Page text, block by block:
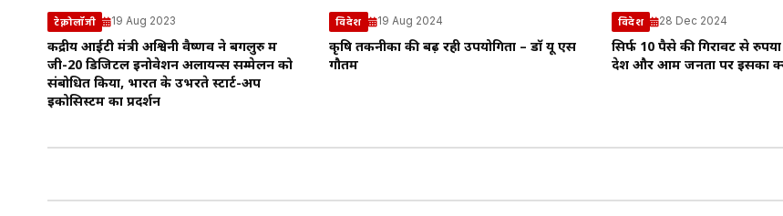
टेक्नोलॉजी 19 Aug 2023
केंद्रीय आईटी मंत्री अश्विनी वैष्णव ने बेंगलुरु में
जी-20 डिजिटल इनोवेशन अलायन्स सम्मेलन को
संबोधित किया, भारत के उभरते स्टार्ट-अप
इकोसिस्टम का प्रदर्शन
विदेश 19 Aug 2024
कृषि तकनीकों की बढ़ रही उपयोगिता – डाॅ यू एस
गौतम
विदेश 28 Dec 2024
सिर्फ 10 पैसे की गिरावट से
देश और आम जनता पर इसका